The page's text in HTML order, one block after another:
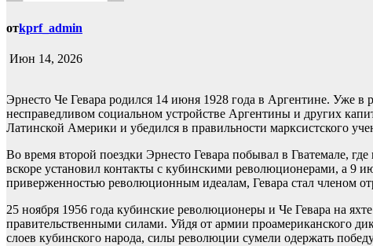
отkprf_admin
Июн 14, 2026
Эрнесто Че Гевара родился 14 июня 1928 года в Аргентине. Уже
несправедливом социальном устройстве Аргентины и других
Латинской Америки и убедился в правильности марксистского
Во время второй поездки Эрнесто Гевара побывал в Гватемале,
вскоре установил контакты с кубинскими революционерами, а 9
приверженностью революционным идеалам, Гевара стал членом
25 ноября 1956 года кубинские революционеры и Че Гевара на
правительственными силами. Уйдя от армии проамериканского
слоев кубинского народа, силы революции сумели одержать